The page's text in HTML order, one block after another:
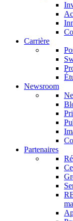
Carrière
Newsroom
Partenaires